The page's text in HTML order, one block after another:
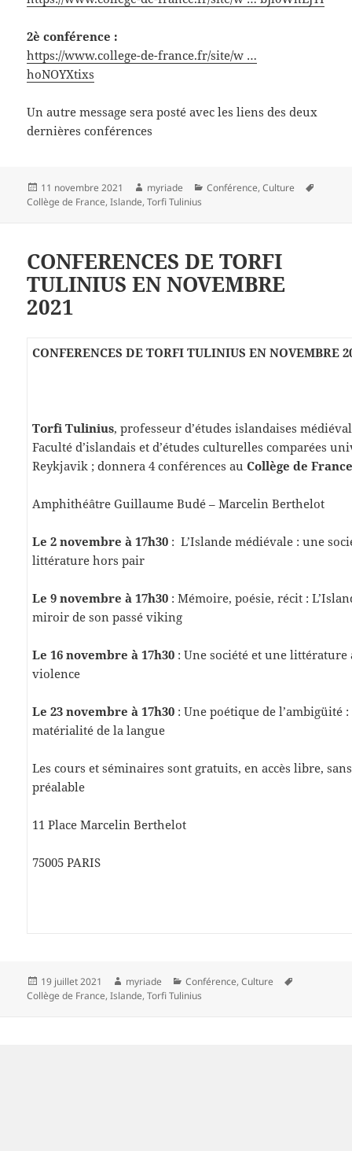
2è conférence :
https://www.college-de-france.fr/site/w …
hoNOYXtixs
Un autre message sera posté avec les liens des deux
dernières conférences
Publié
le
11 novembre 2021 Auteur
myriade Catégories
Conférence,Culture
Collège de France,Islande,Torfi Tulinius
CONFERENCES DE TORFI
TULINIUS EN NOVEMBRE
2021
CONFERENCES DE TORFI TULINIUS EN NOVEMBRE
Torfi Tulinius, professeur d’études islandaises
Faculté d’islandais et d’études culturelles comparées
Reykjavik ; donnera 4 conférences auCollège de
Amphithéâtre Guillaume Budé – Marcelin Berthelot
Le 2 novembre à 17h30 : L’Islande médiévale : une
littérature hors pair
Le 9 novembre à 17h30 : Mémoire, poésie, récit :
miroir de son passé viking
Le 16 novembre à 17h30 : Une société et une littérature
violence
Le 23 novembre à 17h30 : Une poétique de
matérialité de la langue
Les cours et séminaires sont gratuits, en accès libre,
préalable
11 Place Marcelin Berthelot
75005 PARIS
Publié
le
19 juillet 2021 Auteur
myriade Catégories
Conférence,Culture
Collège de France,Islande,Torfi Tulinius